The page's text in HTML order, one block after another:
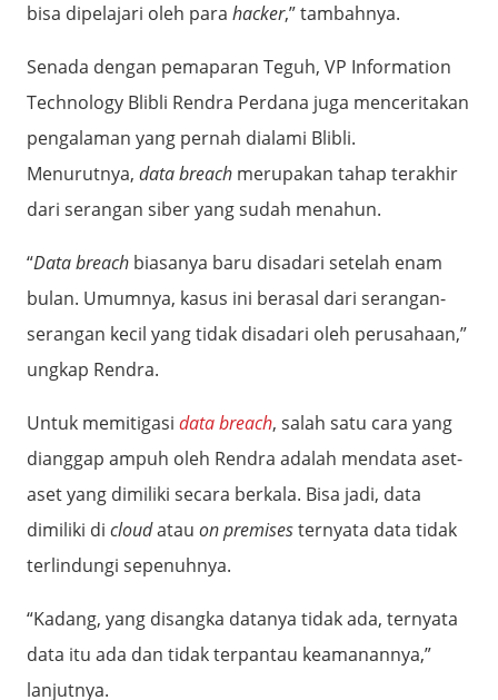
bisa dipelajari oleh para hacker,” tambahnya.
Senada dengan pemaparan Teguh, VP Information
Technology Blibli Rendra Perdana juga menceritakan
pengalaman yang pernah dialami Blibli.
Menurutnya, data breach merupakan tahap terakhir
dari serangan siber yang sudah menahun.
“Data breach biasanya baru disadari setelah enam
bulan. Umumnya, kasus ini berasal dari serangan-
serangan kecil yang tidak disadari oleh perusahaan,”
ungkap Rendra.
Untuk memitigasi data breach, salah satu cara yang
dianggap ampuh oleh Rendra adalah mendata aset-
aset yang dimiliki secara berkala. Bisa jadi, data
dimiliki di cloudatau onpremisesternyata data tidak
terlindungi sepenuhnya.
“Kadang, yang disangka datanya tidak ada, ternyata
data itu ada dan tidak terpantau keamanannya,”
lanjutnya.